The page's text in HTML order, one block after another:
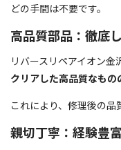
どの手間は不要です。
高品質部品：徹底
リバースリペアイオン金
クリアした高品質なもの
これにより、修理後の品
親切丁寧：経験豊